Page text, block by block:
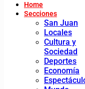
Home
Secciones
San Juan
Locales
Cultura y
Sociedad
Deportes
Economía